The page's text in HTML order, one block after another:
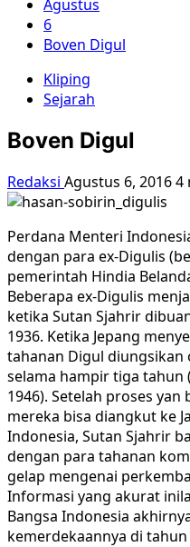
Agustus
6
Boven Digul
Kliping
Sejarah
Boven Digul
Redaksi Agustus 6, 20164
Perdana Menteri
dengan para ex-Digulis
pemerintah Hindia
Beberapa ex-Digulis
ketika Sutan Sjahrir
1936. Ketika Jepang
tahanan Digul diungsikan
selama hampir tiga tahun
1946). Setelah proses
mereka bisa diangkut ke
Indonesia, Sutan Sjahrir
dengan para tahanan
gelap mengenai
Informasi yang akurat
Bangsa Indonesia
kemerdekaannya di